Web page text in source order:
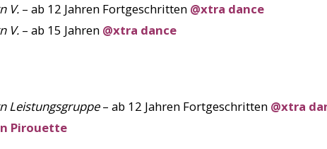
V.– ab 12 Jahren Fortgeschritten @xtra dance
V.– ab 15 Jahren @xtra dance
Leistungsgruppe– ab 12 Jahren Fortgeschritten @xtra
Pirouette